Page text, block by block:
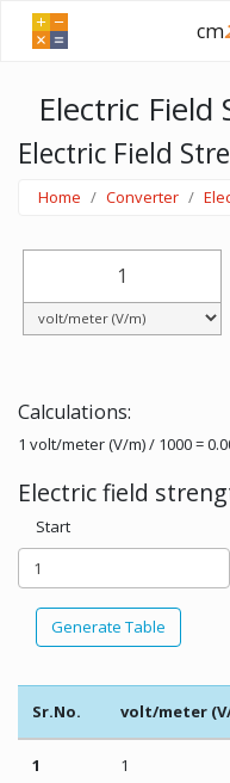
cm
Electric
Electric Field
Home Converter
Calculations:
1 volt/meter (V/m) / 1000 =
Electric field
Start
Generate Table
Sr.No. volt/meter
1 1